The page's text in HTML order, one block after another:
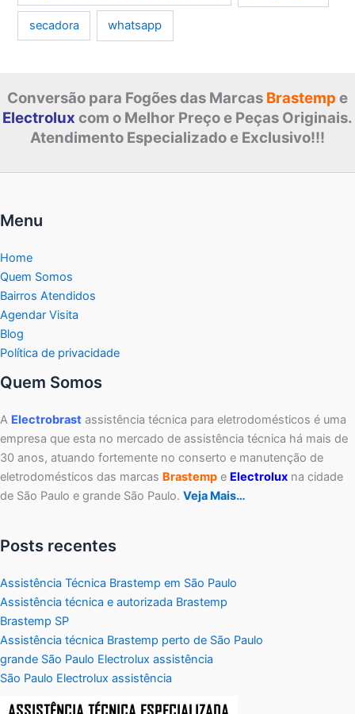
secadora whatsapp
Conversão para Fogões das Marcas Brastemp e
Electrolux com o Melhor Preço e Peças Originais.
Atendimento Especializado e Exclusivo!!!
Menu
Home
Quem Somos
Bairros Atendidos
Agendar Visita
Blog
Política de privacidade
Quem Somos
A Electrobrast assistência técnica para eletrodomésticos é uma
empresa que esta no mercado de assistência técnica há mais de
30 anos, atuando fortemente no conserto e manutenção de
eletrodomésticos das marcas Brastemp e Electrolux na cidade
de São Paulo e grande São Paulo. Veja Mais…
Posts recentes
Assistência Técnica Brastemp em São Paulo
Assistência técnica e autorizada Brastemp
Brastemp SP
Assistência técnica Brastemp perto de São Paulo
grande São Paulo Electrolux assistência
São Paulo Electrolux assistência